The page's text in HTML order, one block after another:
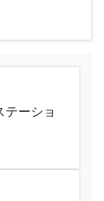
テーショ